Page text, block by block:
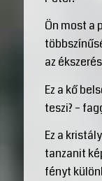
Ön most a
az
Ez a kő
teszi? –
Ez a
tanzanit
fényt